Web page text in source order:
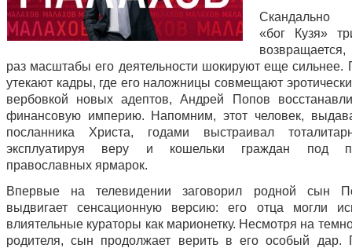
Скандально
«бог Кузя»
раз масштабы его деятельности шокируют еще сильнее.
утекают кадры, где его наложницы совмещают
вербовкой новых адептов, Андрей Попов
финансовую империю. Напомним, этот человек,
посланника Христа, годами выстраивал
эксплуатируя веру и кошельки граждан под
православных ярмарок.
Впервые на телевидении заговорил родной сын
выдвигает сенсационную версию: его отца могли
влиятельные кураторы как марионетку. Несмотря на
родителя, сын продолжает верить в его особый дар.